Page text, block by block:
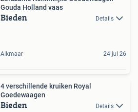
Gouda Holland vaas
Bieden Details
Alkmaar 24 jul 26
4 verschillende kruiken Royal
Goedewaagen
Bieden Details